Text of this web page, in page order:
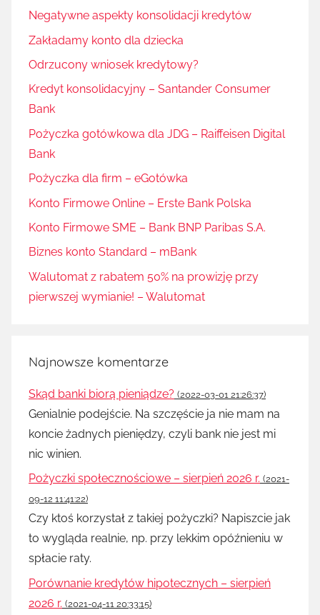
Negatywne aspekty konsolidacji kredytów
Zakładamy konto dla dziecka
Odrzucony wniosek kredytowy?
Kredyt konsolidacyjny – Santander Consumer
Bank
Pożyczka gotówkowa dla JDG – Raiffeisen Digital
Bank
Pożyczka dla firm – eGotówka
Konto Firmowe Online – Erste Bank Polska
Konto Firmowe SME – Bank BNP Paribas S.A.
Biznes konto Standard – mBank
Walutomat z rabatem 50% na prowizję przy
pierwszej wymianie! – Walutomat
Najnowsze komentarze
Skąd banki biorą pieniądze? (2022-03-01 21:26:37)
Genialnie podejście. Na szczęście ja nie mam na
koncie żadnych pieniędzy, czyli bank nie jest mi
nic winien.
Pożyczki społecznościowe – sierpień 2026 r. (2021-
09-12 11:41:22)
Czy ktoś korzystał z takiej pożyczki? Napiszcie jak
to wygląda realnie, np. przy lekkim opóźnieniu w
spłacie raty.
Porównanie kredytów hipotecznych – sierpień
2026 r. (2021-04-11 20:33:15)